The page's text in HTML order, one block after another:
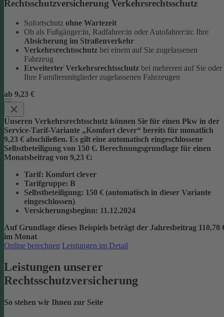
Rechtsschutzversicherung Verkehrsrechtsschutz
Sofortschutz ohne Wartezeit
Ob als Fußgänger:in, Radfahrer:in oder Autofahrer:in: Ihre
Absicherung im Straßenverkehr
Verkehrsrechtsschutz bei einem auf Sie zugelassenen
Fahrzeug
Erweiterter Verkehrsrechtsschutz bei mehreren auf Sie oder
Ihre Familienmitglieder zugelassenen Fahrzeugen
ab 9,23 €
Unseren Verkehrsrechtsschutz können Sie für einen Pkw in der
Service-Tarif-Variante „Komfort clever“ bereits für monatlich
9,23 € abschließen. Es gilt eine automatisch eingeschlossene
Selbstbeteiligung von 150 €. Berechnungsgrundlage für einen
Monatsbeitrag von 9,23 €:
Tarif: Komfort clever
Tarifgruppe: B
Selbstbeteiligung: 150 € (automatisch in dieser Variante
eingeschlossen)
Versicherungsbeginn: 11.12.2024
Auf Grundlage dieses Beispiels beträgt der Jahresbeitrag 110,70
im Monat
Online berechnen Leistungen im Detail
Leistungen unserer
Rechtsschutzversicherung
So stehen wir Ihnen zur Seite